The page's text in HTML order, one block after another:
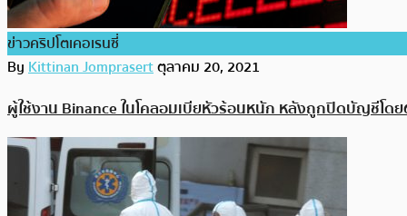
ข่าวคริปโตเคอเรนซี่
ByKittinan Jomprasertตุลาคม 20, 2021
ผู้ใช้งาน Binance ในโคลอมเบียหัวร้อนหนัก หลังถูกปิดบัญชีโด